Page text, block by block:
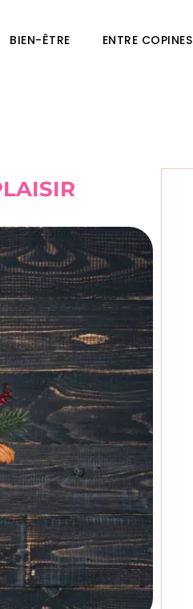
BIEN-ÊTRE ENTRE COPINES